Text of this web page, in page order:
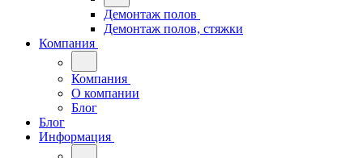
Демонтаж полов
Демонтаж полов, стяжки
Компания
Компания
О компании
Блог
Блог
Информация